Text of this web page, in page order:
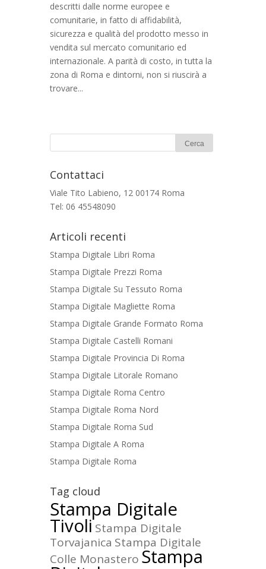
descritti dalle norme europee e
comunitarie, in fatto di affidabilità,
sicurezza e qualità del prodotto messo in
vendita sul mercato comunitario ed
internazionale. A parità di costo, in tutta la
zona di Roma e dintorni, non si riuscirà a
trovare...
Contattaci
Viale Tito Labieno, 12 00174 Roma
Tel: 06 45548090
Articoli recenti
Stampa Digitale Libri Roma
Stampa Digitale Prezzi Roma
Stampa Digitale Su Tessuto Roma
Stampa Digitale Magliette Roma
Stampa Digitale Grande Formato Roma
Stampa Digitale Castelli Romani
Stampa Digitale Provincia Di Roma
Stampa Digitale Litorale Romano
Stampa Digitale Roma Centro
Stampa Digitale Roma Nord
Stampa Digitale Roma Sud
Stampa Digitale A Roma
Stampa Digitale Roma
Tag cloud
Stampa Digitale
Tivoli Stampa Digitale
Torvajanica Stampa Digitale
Colle Monastero Stampa